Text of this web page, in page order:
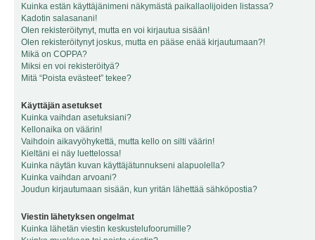
Kuinka estän käyttäjänimeni näkymästä paikallaolijoiden listassa?
Kadotin salasanani!
Olen rekisteröitynyt, mutta en voi kirjautua sisään!
Olen rekisteröitynyt joskus, mutta en pääse enää kirjautumaan?!
Mikä on COPPA?
Miksi en voi rekisteröityä?
Mitä “Poista evästeet” tekee?
Käyttäjän asetukset
Kuinka vaihdan asetuksiani?
Kellonaika on väärin!
Vaihdoin aikavyöhykettä, mutta kello on silti väärin!
Kieltäni ei näy luettelossa!
Kuinka näytän kuvan käyttäjätunnukseni alapuolella?
Kuinka vaihdan arvoani?
Joudun kirjautumaan sisään, kun yritän lähettää sähköpostia?
Viestin lähetyksen ongelmat
Kuinka lähetän viestin keskustelufoorumille?